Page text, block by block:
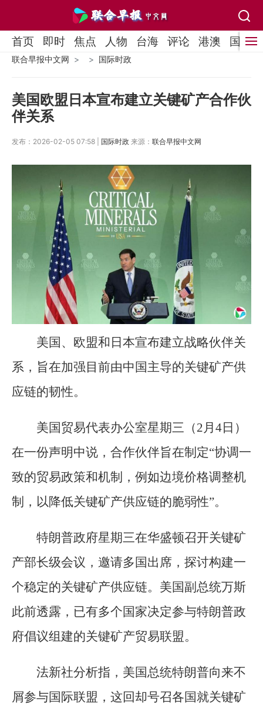
首页 即时 焦点 人物 台海 评论 港澳 国际
联合早报中文网 国际时政
美国欧盟日本宣布建立关键矿产合作伙
伴关系
发布：2026-02-05 07:58 | 国际时政 来源： 联合早报中文网
美国、欧盟和日本宣布建立战略伙伴关
系，旨在加强目前由中国主导的关键矿产供
应链的韧性。
美国贸易代表办公室星期三（2月4日）
在一份声明中说，合作伙伴旨在制定“协调一
致的贸易政策和机制，例如边境价格调整机
制，以降低关键矿产供应链的脆弱性”。
特朗普政府星期三在华盛顿召开关键矿
产部长级会议，邀请多国出席，探讨构建一
个稳定的关键矿产供应链。美国副总统万斯
此前透露，已有多个国家决定参与特朗普政
府倡议组建的关键矿产贸易联盟。
法新社分析指，美国总统特朗普向来不
屑参与国际联盟，这回却号召各国就关键矿